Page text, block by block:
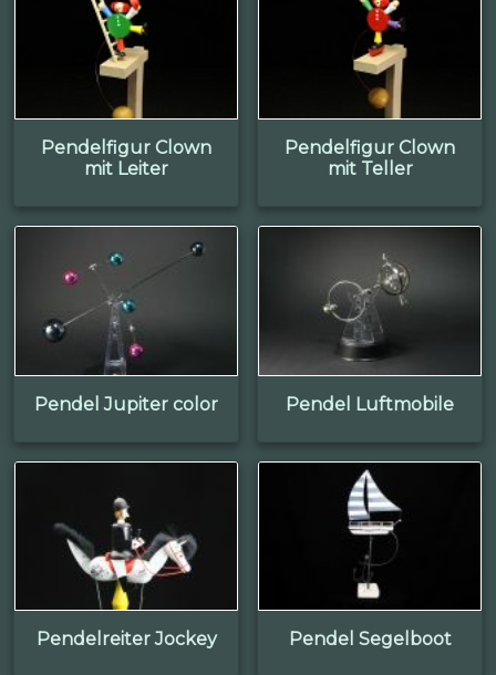
Pendelfigur Clown
mit Leiter
Pendelfigur Clown
mit Teller
Pendel Jupiter color Pendel Luftmobile
Pendelreiter Jockey Pendel Segelboot